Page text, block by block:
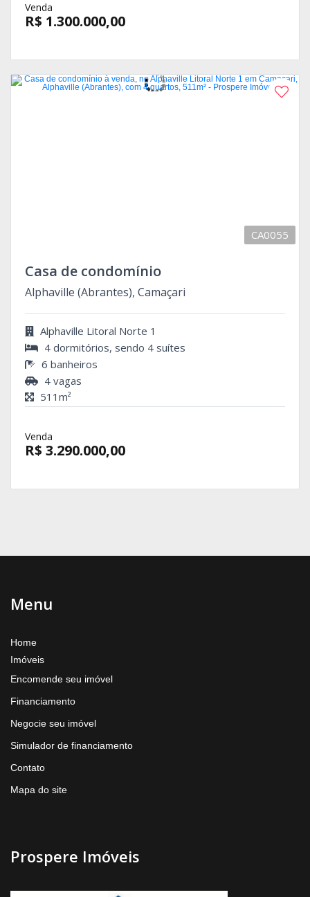
Venda
R$ 1.300.000,00
CA0055
Casa de condomínio
Alphaville (Abrantes), Camaçari
Alphaville Litoral Norte 1
4 dormitórios, sendo 4 suítes
6 banheiros
4 vagas
511m²
Venda
R$ 3.290.000,00
Menu
Home
Imóveis
Encomende seu imóvel
Financiamento
Negocie seu imóvel
Simulador de financiamento
Contato
Mapa do site
Prospere Imóveis